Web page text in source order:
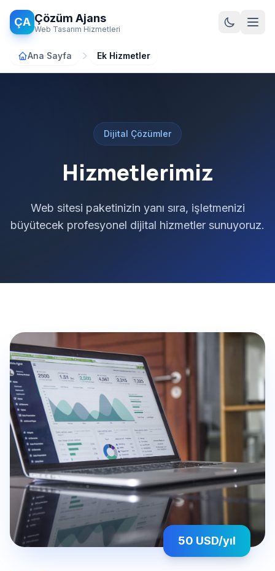
Ana içeriğe atla
ÇA Çözüm Ajans
Web Tasarım Hizmetleri
Ana Sayfa Ek Hizmetler
Dijital Çözümler
Hizmetlerimiz
Web sitesi paketinizin yanı sıra, işletmenizi
büyütecek profesyonel dijital hizmetler sunuyoruz.
50 USD/yıl